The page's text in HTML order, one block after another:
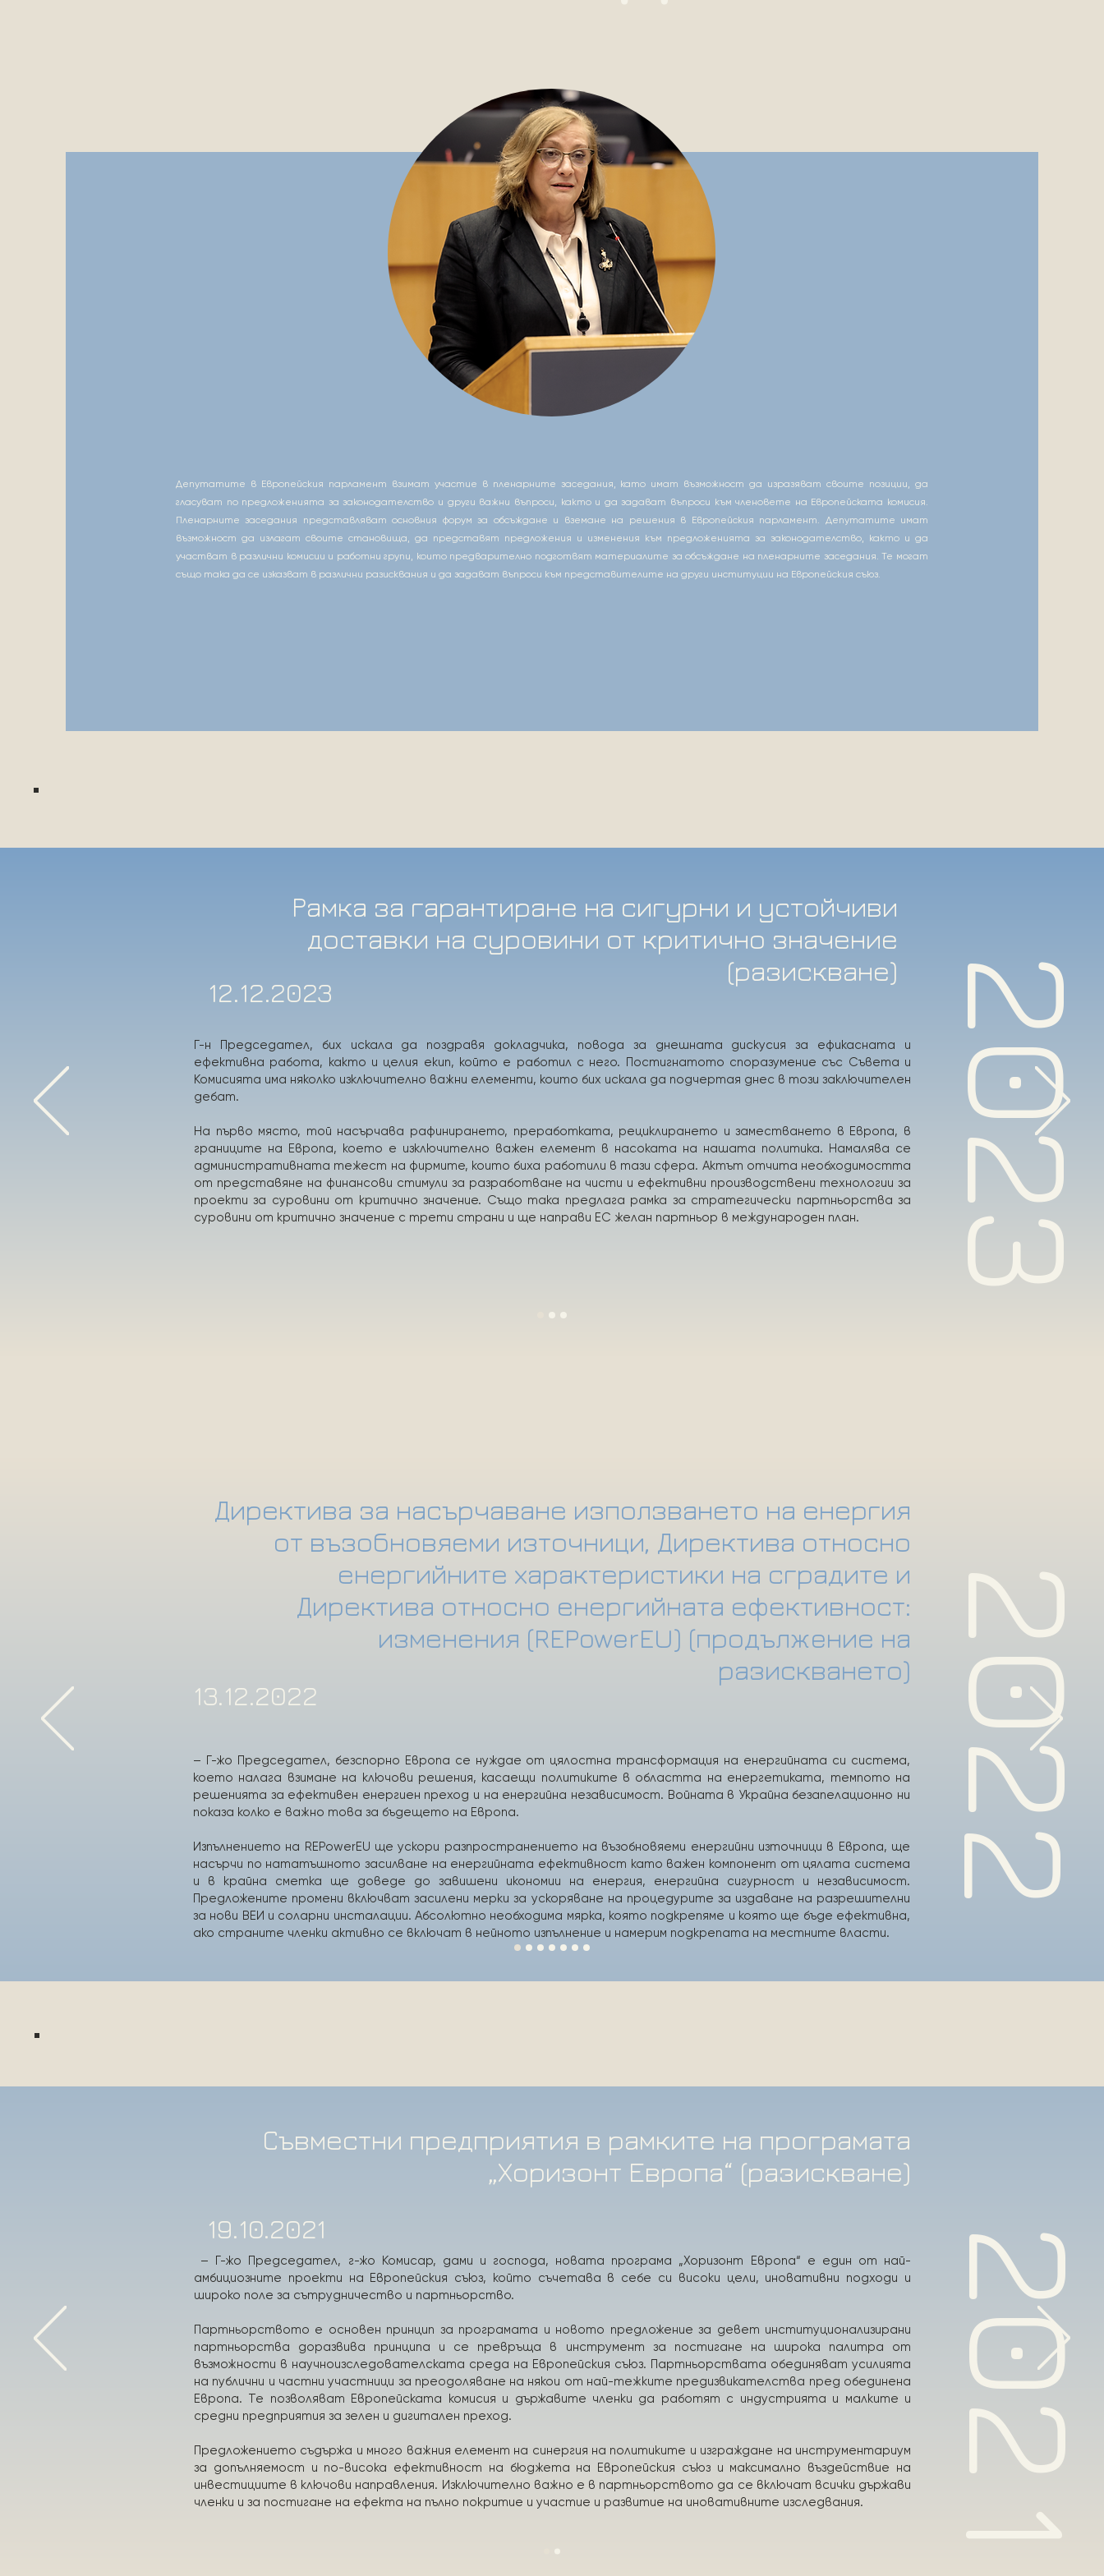
Депутатите в Европейския парламент взимат участие в пленарните заседания, като имат възможност да изразяват своите позиции, да
гласуват по предложенията за законодателство и други важни въпроси, както и да задават въпроси към членовете на Европейската комисия.
Пленарните заседания представляват основния форум за обсъждане и вземане на решения в Европейския парламент. Депутатите имат
възможност да излагат своите становища, да представят предложения и изменения към предложенията за законодателство, както и да
участват в различни комисии и работни групи, които предварително подготвят материалите за обсъждане на пленарните заседания. Те могат
също така да се изказват в различни разисквания и да задават въпроси към представителите на други институции на Европейския съюз.
Рамка за гарантиране на сигурни и устойчиви
доставки на суровини от критично значение
(разискване)
12.12.2023
Г-н Председател, бих искала да поздравя докладчика, повода за днешната дискусия за ефикасната и
ефективна работа, както и целия екип, който е работил с него. Постигнатото споразумение със Съвета и
Комисията има няколко изключително важни елементи, които бих искала да подчертая днес в този заключителен
дебат.
На първо място, той насърчава рафинирането, преработката, рециклирането и заместването в Европа, в
границите на Европа, което е изключително важен елемент в насоката на нашата политика. Намалява се
административната тежест на фирмите, които биха работили в тази сфера. Актът отчита необходимостта
от представяне на финансови стимули за разработване на чисти и ефективни производствени технологии за
проекти за суровини от критично значение. Също така предлага рамка за стратегически партньорства за
суровини от критично значение с трети страни и ще направи ЕС желан партньор в международен план.
Директива за насърчаване използването на енергия
от възобновяеми източници, Директива относно
енергийните характеристики на сградите и
Директива относно енергийната ефективност:
изменения (REPowerEU) (продължeние на
разискването)
13.12.2022
– Г-жо Председател, безспорно Европа се нуждае от цялостна трансформация на енергийната си система,
което налага взимане на ключови решения, касаещи политиките в областта на енергетиката, темпото на
решенията за ефективен енергиен преход и на енергийна независимост. Войната в Украйна безапелационно ни
показа колко е важно това за бъдещето на Европа.
Изпълнението на REPowerEU ще ускори разпространението на възобновяеми енергийни източници в Европа, ще
насърчи по нататъшното засилване на енергийната ефективност като важен компонент от цялата система
и в крайна сметка ще доведе до завишени икономии на енергия, енергийна сигурност и независимост.
Предложените промени включват засилени мерки за ускоряване на процедурите за издаване на разрешителни
за нови ВЕИ и соларни инсталации. Абсолютно необходима мярка, която подкрепяме и която ще бъде ефективна,
ако страните членки активно се включат в нейното изпълнение и намерим подкрепата на местните власти.
Съвместни предприятия в рамките на програмата
„Хоризонт Европа“ (разискване)
19.10.2021
– Г-жо Председател, г-жо Комисар, дами и господа, новата програма „Хоризонт Европа“ е един от най-
амбициозните проекти на Европейския съюз, който съчетава в себе си високи цели, иновативни подходи и
широко поле за сътрудничество и партньорство.
Партньорството е основен принцип за програмата и новото предложение за девет институционализирани
партньорства доразвива принципа и се превръща в инструмент за постигане на широка палитра от
възможности в научноизследователската среда на Европейския съюз. Партньорствата обединяват усилията
на публични и частни участници за преодоляване на някои от най-тежките предизвикателства пред обединена
Европа. Те позволяват Европейската комисия и държавите членки да работят с индустрията и малките и
средни предприятия за зелен и дигитален преход.
Предложението съдържа и много важния елемент на синергия на политиките и изграждане на инструментариум
за допълняемост и по-висока ефективност на бюджета на Европейския съюз и максимално въздействие на
инвестициите в ключови направления. Изключително важно е в партньорството да се включат всички държави
членки и за постигане на ефекта на пълно покритие и участие и развитие на иновативните изследвания.